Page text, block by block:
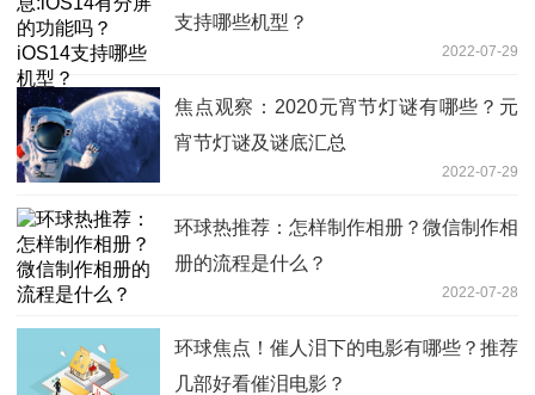
支持哪些机型？
2022-07-29
焦点观察：2020元宵节灯谜有哪些？元
宵节灯谜及谜底汇总
2022-07-29
环球热推荐：怎样制作相册？微信制作相
册的流程是什么？
2022-07-28
环球焦点！催人泪下的电影有哪些？推荐
几部好看催泪电影？